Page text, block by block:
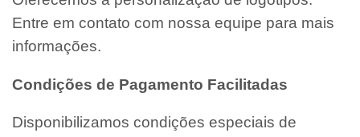
Entre em contato com nossa equipe para mais
informações.
Condições de Pagamento Facilitadas
Disponibilizamos condições especiais de